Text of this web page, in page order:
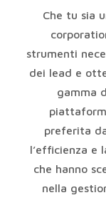
Che tu sia
strumenti
dei lead e
gamma
preferita
l’efficienza e
che hanno
nella